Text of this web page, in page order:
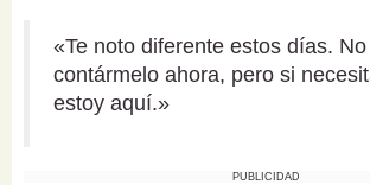
«Te noto diferente estos días.
contármelo ahora, pero si
estoy aquí.»
PUBLICIDAD